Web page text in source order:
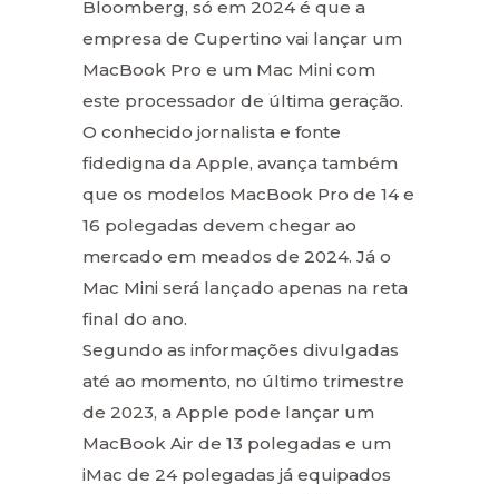
Bloomberg, só em 2024 é que a
empresa de Cupertino vai lançar um
MacBook Pro e um Mac Mini com
este processador de última geração.
O conhecido jornalista e fonte
fidedigna da Apple, avança também
que os modelos MacBook Pro de 14 e
16 polegadas devem chegar ao
mercado em meados de 2024. Já o
Mac Mini será lançado apenas na reta
final do ano.
Segundo as informações divulgadas
até ao momento, no último trimestre
de 2023, a Apple pode lançar um
MacBook Air de 13 polegadas e um
iMac de 24 polegadas já equipados